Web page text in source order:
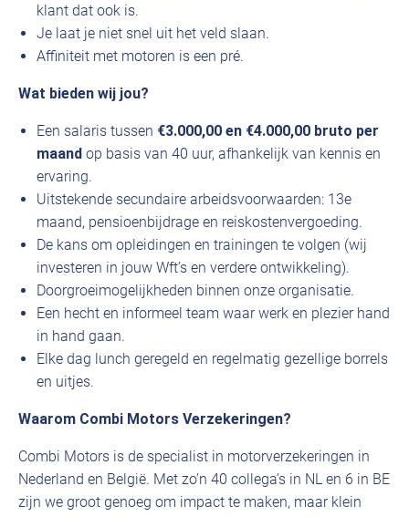
klant dat ook is.
Je laat je niet snel uit het veld slaan.
Affiniteit met motoren is een pré.
Wat bieden wij jou?
Een salaris tussen €3.000,00 en €4.000,00 bruto per
maand op basis van 40 uur, afhankelijk van kennis en
ervaring.
Uitstekende secundaire arbeidsvoorwaarden: 13e
maand, pensioenbijdrage en reiskostenvergoeding.
De kans om opleidingen en trainingen te volgen (wij
investeren in jouw Wft’s en verdere ontwikkeling).
Doorgroeimogelijkheden binnen onze organisatie.
Een hecht en informeel team waar werk en plezier hand
in hand gaan.
Elke dag lunch geregeld en regelmatig gezellige borrels
en uitjes.
Waarom Combi Motors Verzekeringen?
Combi Motors is de specialist in motorverzekeringen in
Nederland en België. Met zo’n 40 collega’s in NL en 6 in BE
zijn we groot genoeg om impact te maken, maar klein